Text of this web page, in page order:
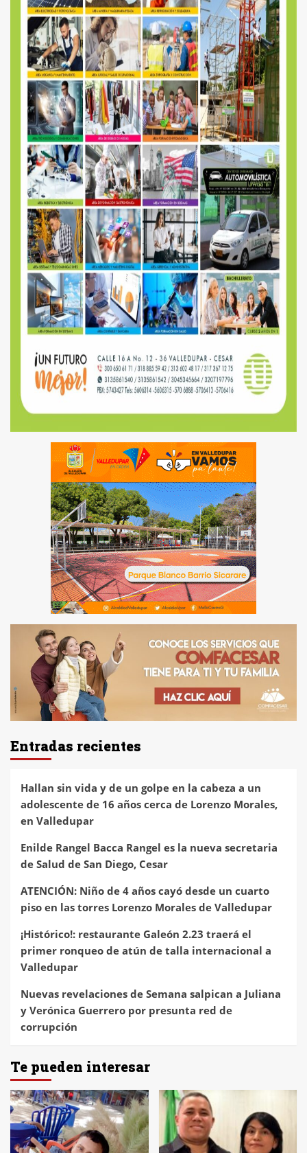
Entradas recientes
Hallan sin vida y de un golpe en la cabeza a un
adolescente de 16 años cerca de Lorenzo Morales,
en Valledupar
Enilde Rangel Bacca Rangel es la nueva secretaria
de Salud de San Diego, Cesar
ATENCIÓN: Niño de 4 años cayó desde un cuarto
piso en las torres Lorenzo Morales de Valledupar
¡Histórico!: restaurante Galeón 2.23 traerá el
primer ronqueo de atún de talla internacional a
Valledupar
Nuevas revelaciones de Semana salpican a Juliana
y Verónica Guerrero por presunta red de
corrupción
Te pueden interesar